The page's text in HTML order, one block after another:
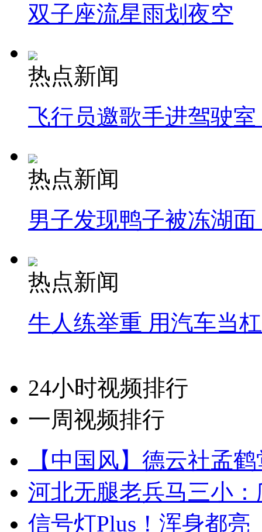
双子座流星雨划夜空
热点新闻
飞行员邀歌手进驾驶
热点新闻
男子发现鸭子被冻湖
热点新闻
牛人练举重 用汽车当
24小时视频排行
一周视频排行
【中国风】德云社孟
河北无腿老兵马三小
信号灯Plus！浑身都亮